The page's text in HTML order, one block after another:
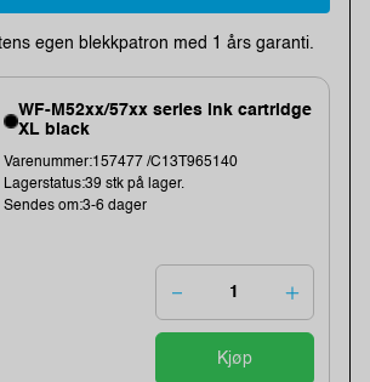
egen blekkpatron med 1 års garanti.
WF-M52xx/57xx series ink cartridge
XL black
Varenummer:157477 /C13T965140
Lagerstatus:39 stk på lager.
Sendes om:3-6 dager
Kjøp